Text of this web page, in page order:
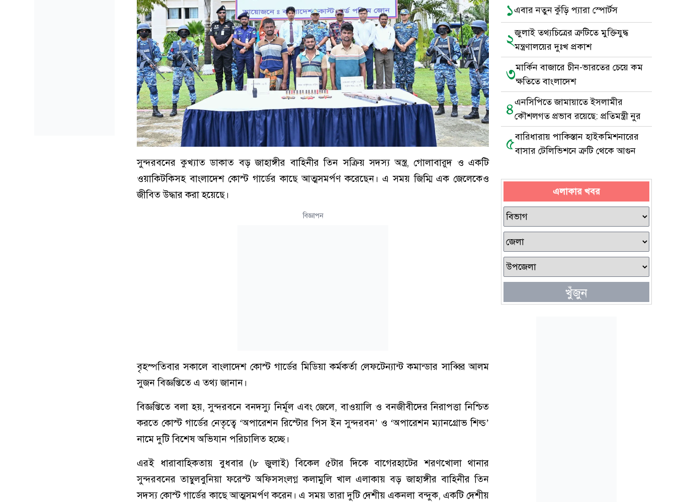
সুন্দরবনের কুখ্যাত ডাকাত বড় জাহাঙ্গীর বাহিনীর তিন সক্রিয় সদস্য অস্ত্র, গোলাবারুদ ও একটি
ওয়াকিটকিসহ বাংলাদেশ কোস্ট গার্ডের কাছে আত্মসমর্পণ করেছেন। এ সময় জিম্মি এক জেলেকেও
জীবিত উদ্ধার করা হয়েছে।
বিজ্ঞাপন
বৃহস্পতিবার সকালে বাংলাদেশ কোস্ট গার্ডের মিডিয়া কর্মকর্তা লেফটেন্যান্ট কমান্ডার সাব্বির আলম
সুজন বিজ্ঞপ্তিতে এ তথ্য জানান।
বিজ্ঞপ্তিতে বলা হয়, সুন্দরবনে বনদস্যু নির্মূল এবং জেলে, বাওয়ালি ও বনজীবীদের নিরাপত্তা নিশ্চিত
করতে কোস্ট গার্ডের নেতৃত্বে ‘অপারেশন রিস্টোর পিস ইন সুন্দরবন’ ও ‘অপারেশন ম্যানগ্রোভ শিল্ড’
নামে দুটি বিশেষ অভিযান পরিচালিত হচ্ছে।
এরই ধারাবাহিকতায় বুধবার (৮ জুলাই) বিকেল ৫টার দিকে বাগেরহাটের শরণখোলা থানার
সুন্দরবনের তাম্বুলবুনিয়া ফরেস্ট অফিসসংলগ্ন কলামুলি খাল এলাকায় বড় জাহাঙ্গীর বাহিনীর তিন
সদস্য কোস্ট গার্ডের কাছে আত্মসমর্পণ করেন। এ সময় তারা দুটি দেশীয় একনলা বন্দুক, একটি দেশীয়
১এবার নতুন কুঁড়ি প্যারা স্পোর্টস
২জুলাই তথ্যচিত্রের ত্রুটিতে মুক্তিযুদ্ধ
মন্ত্রণালয়ের দুঃখ প্রকাশ
৩মার্কিন বাজারে চীন-ভারতের চেয়ে কম
ক্ষতিতে বাংলাদেশ
৪এনসিপিতে জামায়াতে ইসলামীর
কৌশলগত প্রভাব রয়েছে: প্রতিমন্ত্রী নুর
৫বারিধারায় পাকিস্তান হাইকমিশনারের
বাসার টেলিভিশনে ত্রুটি থেকে আগুন
এলাকার খবর
খুঁজুন